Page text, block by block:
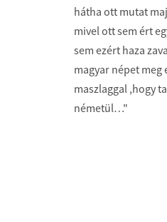
hátha ott mutat
mivel ott sem ért
sem ezért haza
magyar népet meg
maszlaggal ,hogy
németül…"